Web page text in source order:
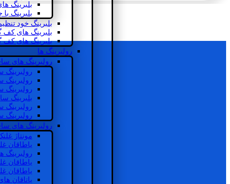
بلبرینگ
بلبرینگ
بلبرینگ خود
بلبرینگ های کف
بلبرینگ های کف
رولبرینگ ها
رولبرینگ های
رولبرینگ
رولبرینگ
رولبرینگ
بلبرینگ
رولبرینگ
رولبرینگ
رولبرینگ های
مونتاژ
یاطاقان
رولبرینگ
یاطاقان
یاطاقان
یاتاقان